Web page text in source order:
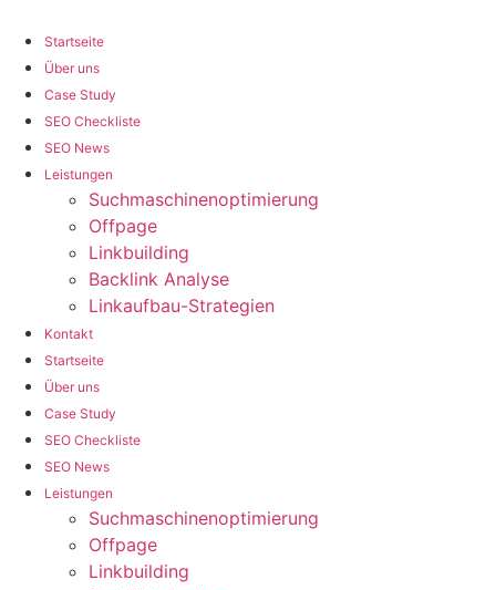
Inhalt
wechseln
Startseite
Über uns
Case Study
SEO Checkliste
SEO News
Leistungen
Suchmaschinenoptimierung
Offpage
Linkbuilding
Backlink Analyse
Linkaufbau-Strategien
Kontakt
Startseite
Über uns
Case Study
SEO Checkliste
SEO News
Leistungen
Suchmaschinenoptimierung
Offpage
Linkbuilding